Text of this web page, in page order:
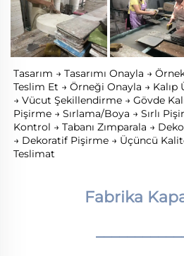
Tasarım → Tasarımı Onayla →
Teslim Et → Örneği Onayla → Kalıp
→ Vücut Şekillendirme → Gövde
Pişirme → Sırlama/Boya → Sırlı
Kontrol → Tabanı Zımparala →
→ Dekoratif Pişirme → Üçüncü
Teslimat
Fabrika